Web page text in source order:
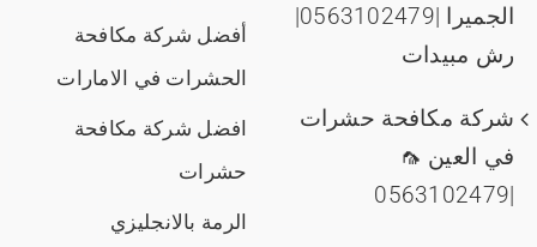
الجميرا |0563102479|
رش مبيدات
شركة مكافحة حشرات
في العين 🦟
|0563102479
أفضل شركة مكافحة
الحشرات في الامارات
افضل شركة مكافحة
حشرات
الرمة بالانجليزي